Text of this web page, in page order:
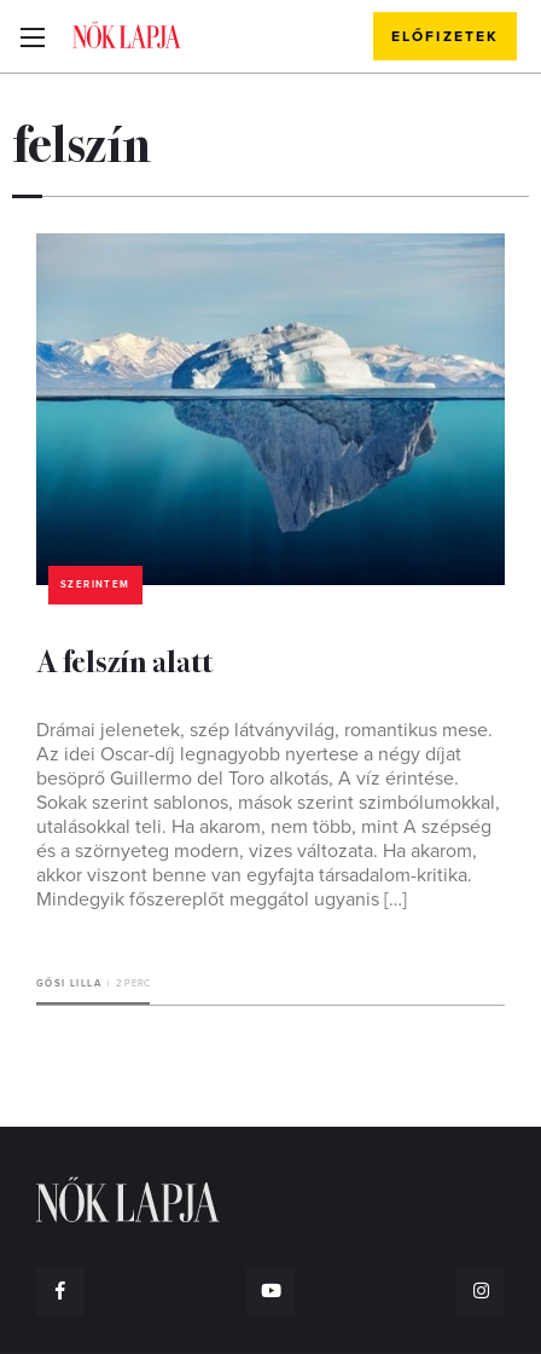
ELŐFIZETEK
felszín
SZERINTEM
A felszín alatt
Drámai jelenetek, szép látványvilág, romantikus mese.
Az idei Oscar-díj legnagyobb nyertese a négy díjat
besöprő Guillermo del Toro alkotás, A víz érintése.
Sokak szerint sablonos, mások szerint szimbólumokkal,
utalásokkal teli. Ha akarom, nem több, mint A szépség
és a szörnyeteg modern, vizes változata. Ha akarom,
akkor viszont benne van egyfajta társadalom-kritika.
Mindegyik főszereplőt meggátol ugyanis […]
GŐSI LILLA 2 PERC